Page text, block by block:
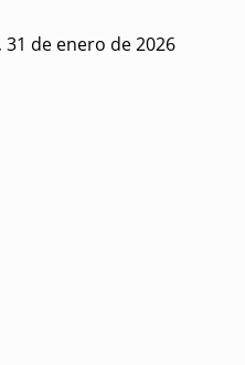
31 de enero de 2026